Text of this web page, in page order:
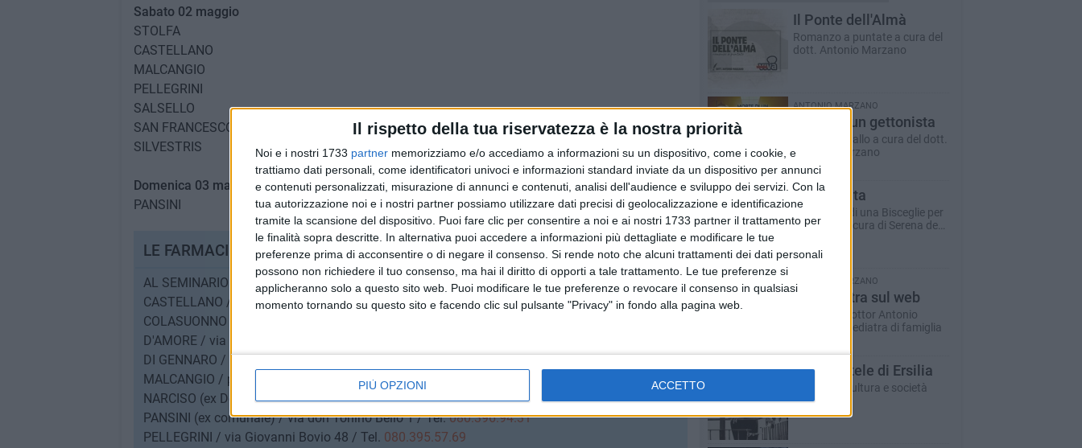
Il rispetto della tua riservatezza è la nostra priorità
Noi e i nostri 1733 partner memorizziamo e/o accediamo a informazioni su un dispositivo, come i cookie, e
trattiamo dati personali, come identificatori univoci e informazioni standard inviate da un dispositivo per annunci
e contenuti personalizzati, misurazione di annunci e contenuti, analisi dell'audience e sviluppo dei servizi. Con la
tua autorizzazione noi e i nostri partner possiamo utilizzare dati precisi di geolocalizzazione e identificazione
tramite la scansione del dispositivo. Puoi fare clic per consentire a noi e ai nostri 1733 partner il trattamento per
le finalità sopra descritte. In alternativa puoi accedere a informazioni più dettagliate e modificare le tue
preferenze prima di acconsentire o di negare il consenso. Si rende noto che alcuni trattamenti dei dati personali
possono non richiedere il tuo consenso, ma hai il diritto di opporti a tale trattamento. Le tue preferenze si
applicheranno solo a questo sito web. Puoi modificare le tue preferenze o revocare il consenso in qualsiasi
momento tornando su questo sito e facendo clic sul pulsante "Privacy" in fondo alla pagina web.
PIÙ OPZIONI ACCETTO
Sabato 02 maggio
STOLFA
CASTELLANO
MALCANGIO
PELLEGRINI
SALSELLO
SAN FRANCESCO
SILVESTRIS
Domenica 03 maggio
PANSINI
LE FARMACIE DI BISCEGLIE
AL SEMINARIO / viale Vincenzo Calace 54 / Tel.080.396.82.16
CASTELLANO / piazza Vittorio Emanuele 7 / Tel.080.392.14.48
COLASUONNO / via Giuseppe Mazzini 1 / Tel.
D'AMORE / via Giuseppe di Vittorio 158 / Tel.
DI GENNARO / via Lamaveta 66 / Tel.080.392.13.66/080.396.63.277
MALCANGIO / piazza Vittorio Emanuele 37 / Tel.080.396.80.75
NARCISO (ex Detoni) / via della Repubblica 2 / Tel.080.395.77.00
PANSINI (ex comunale) / via don Tonino Bello 1 / Tel.080.396.94.31
PELLEGRINI / via Giovanni Bovio 48 / Tel. 080.395.57.69
Il Ponte dell'Almà
Romanzo a puntate a cura del
dott. Antonio Marzano
ANTONIO MARZANO
Morte di un gettonista
Racconto giallo a cura del dott.
Antonio Marzano
Dare la vita
Il racconto di una Bisceglie per
il Sociale - a cura di Serena de
ANTONIO MARZANO
Un pediatra sul web
A cura del dottor Antonio
Marzano - pediatra di famiglia
Le ragnatele di Ersilia
Rubrica di cultura e società